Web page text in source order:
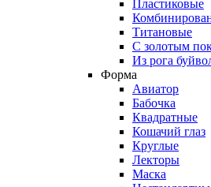
Пластиковые
Титановые
С золотым
Из рога
Форма
Авиатор
Бабочка
Квадратные
Кошачий глаз
Круглые
Лекторы
Маска